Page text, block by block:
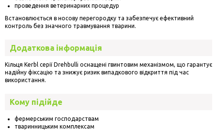
проведення ветеринарних процедур
Встановлюється в носову перегородку та забезпечує ефективний
контроль без значного травмування тварини.
Додаткова інформація
Кільця Kerbl серії Drehbulli оснащені гвинтовим механізмом, що гарантує
надійну фіксацію та знижує ризик випадкового відкриття під час
використання.
Кому підійде
фермерським господарствам
тваринницьким комплексам